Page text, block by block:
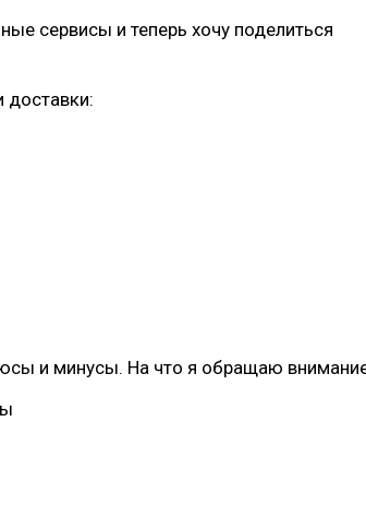
сервисы и теперь хочу поделиться
доставки:
и минусы. На что я обращаю